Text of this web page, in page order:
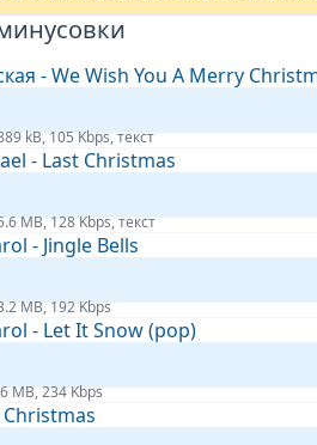
- We Wish You A Merry
kB, 105 Kbps, текст
- Last Christmas
MB, 128 Kbps, текст
- Jingle Bells
MB, 192 Kbps
- Let It Snow (pop)
MB, 234 Kbps